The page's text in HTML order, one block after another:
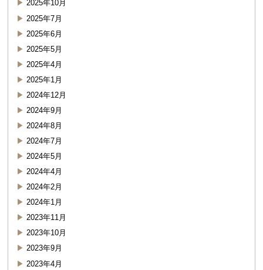
2025年10月
2025年7月
2025年6月
2025年5月
2025年4月
2025年1月
2024年12月
2024年9月
2024年8月
2024年7月
2024年5月
2024年4月
2024年2月
2024年1月
2023年11月
2023年10月
2023年9月
2023年4月